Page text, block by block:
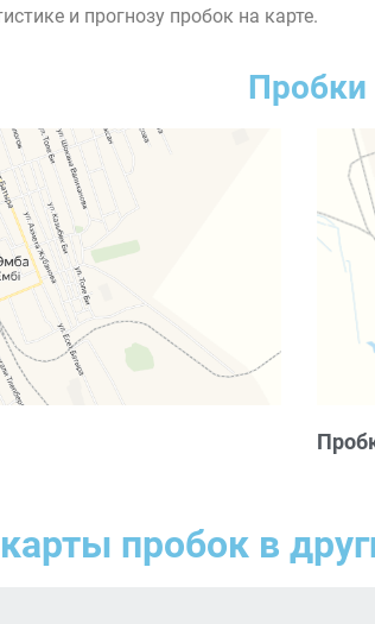
и прогнозу пробок на карте.
Пробки
пробок в